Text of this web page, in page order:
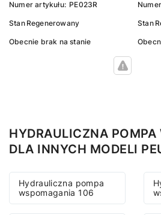
Numer artykułu: PE023R
Stan Regenerowany
Obecnie brak na stanie
Stan
HYDRAULICZNA
DLA INNYCH MODELI
Hydrauliczna pompa
wspomagania 106